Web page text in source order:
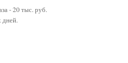
- 20 тыс. руб.
дней.